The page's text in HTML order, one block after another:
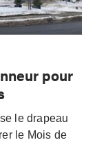
pour
le drapeau
le Mois de